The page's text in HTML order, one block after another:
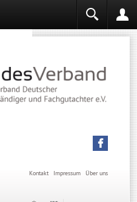
Über uns
Impressum
Kontakt